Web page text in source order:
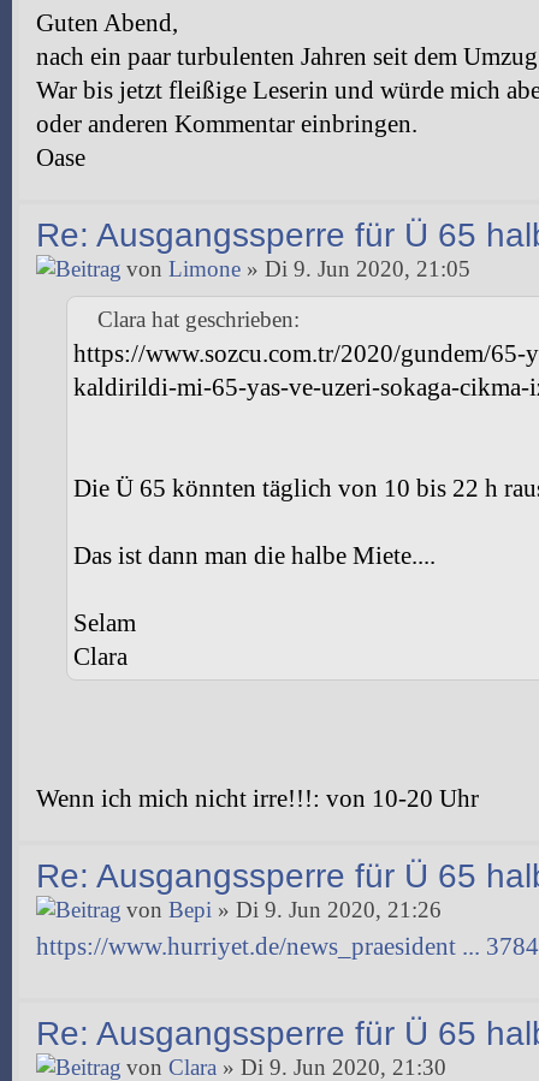
Guten Abend,
nach ein paar turbulenten Jahren seit dem
War bis jetzt fleißige Leserin und würde mich
oder anderen Kommentar einbringen.
Oase
Re: Ausgangssperre für Ü 65
von Limone » Di 9. Jun 2020, 21:05
Clara hat geschrieben:
https://www.sozcu.com.tr/2020/gundem/65-
kaldirildi-mi-65-yas-ve-uzeri-sokaga-
Die Ü 65 könnten täglich von 10 bis 22 h
Das ist dann man die halbe Miete....
Selam
Clara
Wenn ich mich nicht irre!!!: von 10-20 Uhr
Re: Ausgangssperre für Ü 65
von Bepi » Di 9. Jun 2020, 21:26
https://www.hurriyet.de/news_praesident ...
Re: Ausgangssperre für Ü 65
von Clara » Di 9. Jun 2020, 21:30